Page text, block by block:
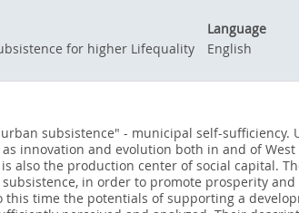
Language
for higher Lifequality
English
subsistence" - municipal self-sufficiency.
innovation and evolution both in and of
also the production center of social capital.
in order to promote prosperity
time the potentials of supporting a